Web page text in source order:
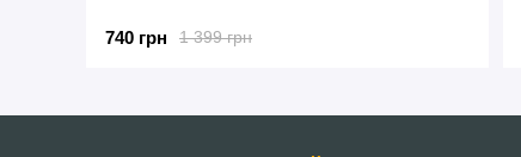
1 399 грн
740 грн